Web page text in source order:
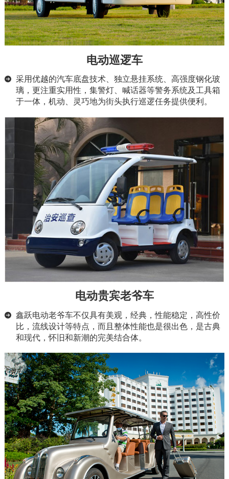
电动巡逻车
采用优越的汽车底盘技术、独立悬挂系统、高强度钢化玻
璃，更注重实用性，集警灯、喊话器等警务系统及工具箱
于一体，机动、灵巧地为街头执行巡逻任务提供便利。
电动贵宾老爷车
鑫跃电动老爷车不仅具有美观，经典，性能稳定，高性价
比，流线设计等特点，而且整体性能也是很出色，是古典
和现代，怀旧和新潮的完美结合体。